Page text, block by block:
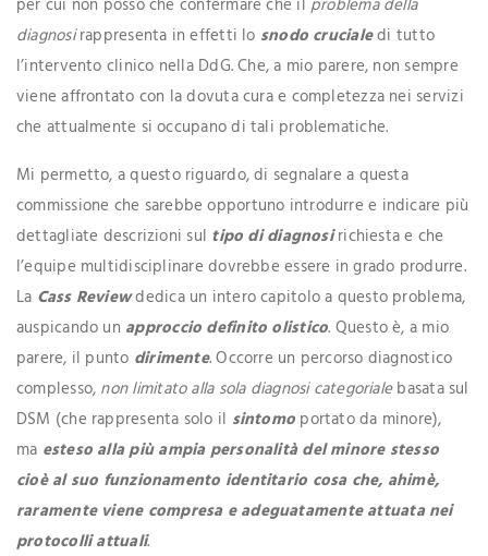
diagnosirappresenta in effetti lo snodo crucialedi tutto
l’intervento clinico nella DdG. Che, a mio parere, non sempre
viene affrontato con la dovuta cura e completezza nei servizi
che attualmente si occupano di tali problematiche.
Mi permetto, a questo riguardo, di segnalare a questa
commissione che sarebbe opportuno introdurre e indicare più
dettagliate descrizioni sul tipo di diagnosirichiesta e che
l’equipe multidisciplinare dovrebbe essere in grado produrre.
La Cass Reviewdedica un intero capitolo a questo problema,
auspicando un approccio definito olistico. Questo è, a mio
parere, il punto dirimente. Occorre un percorso diagnostico
complesso, non limitato alla sola diagnosi categorialebasata sul
DSM (che rappresenta solo il sintomo portato da minore),
ma esteso alla più ampia personalità del minore stesso
cioè al suo funzionamento identitario cosa che, ahimè,
raramente viene compresa e adeguatamente attuata nei
protocolli attuali.